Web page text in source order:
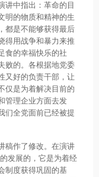
讲中指出：革命的目
明的物质和精神的生
都是不能够获得最后
得用战争和暴力来推
食的幸福快乐的社
败的。各根据地党委
又好的负责干部，让
仅是为着解决目前的
管理企业方面去发
们全党面前已经被提
稿作了修改。在演讲
发展的，它是为着经
制度获得巩固的基